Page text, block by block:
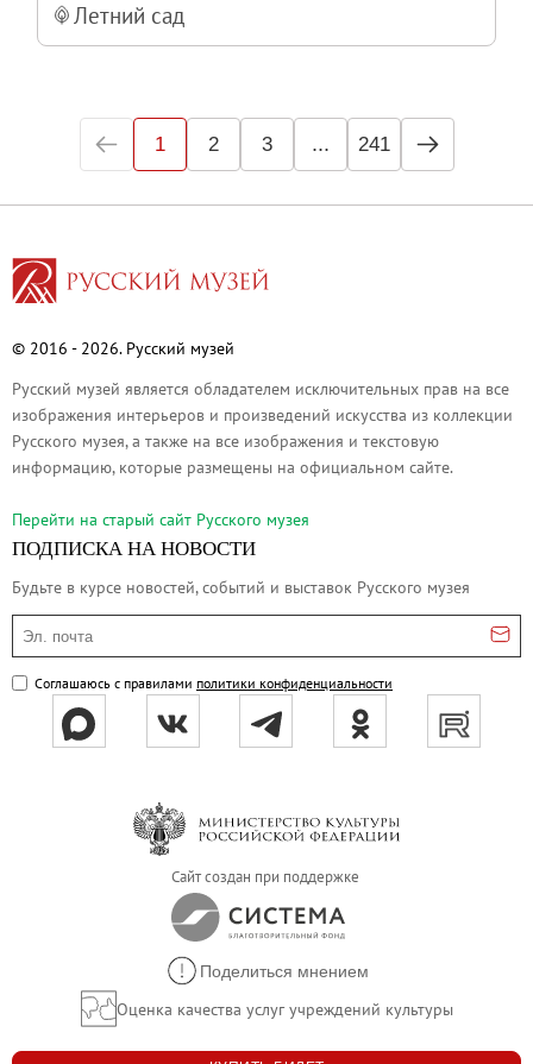
Летний сад
1 2 3 ... 241
© 2016 - 2026. Русский музей
Русский музей является обладателем исключительных прав на все
изображения интерьеров и произведений искусства из коллекции
Русского музея, а также на все изображения и текстовую
информацию, которые размещены на официальном сайте.
Перейти на cтарый сайт Русского музея
ПОДПИСКА НА НОВОСТИ
Будьте в курсе новостей, событий и выставок Русского музея
Эл. почта
Соглашаюсь с правилами политики конфиденциальности
Сайт создан при поддержке
Поделиться мнением
Оценка качества услуг учреждений культуры